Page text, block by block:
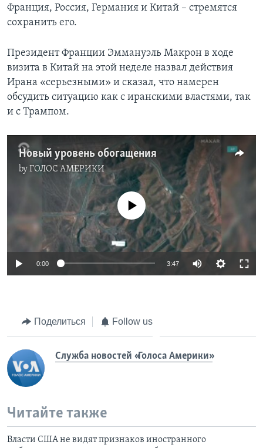
Франция, Россия, Германия и Китай – стремятся
сохранить его.
Президент Франции Эммануэль Макрон в ходе
визита в Китай на этой неделе назвал действия
Ирана «серьезными» и сказал, что намерен
обсудить ситуацию как с иранскими властями, так
и с Трампом.
Новый уровень обогащения
byГОЛОС АМЕРИКИ
No media source currently available
0:00 3:47
Поделиться Follow us
Служба новостей «Голоса Америки»
Читайте также
Власти США не видят признаков иностранного